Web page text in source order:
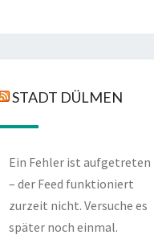
STADT DÜLMEN
Ein Fehler ist aufgetreten
– der Feed funktioniert
zurzeit nicht. Versuche es
später noch einmal.